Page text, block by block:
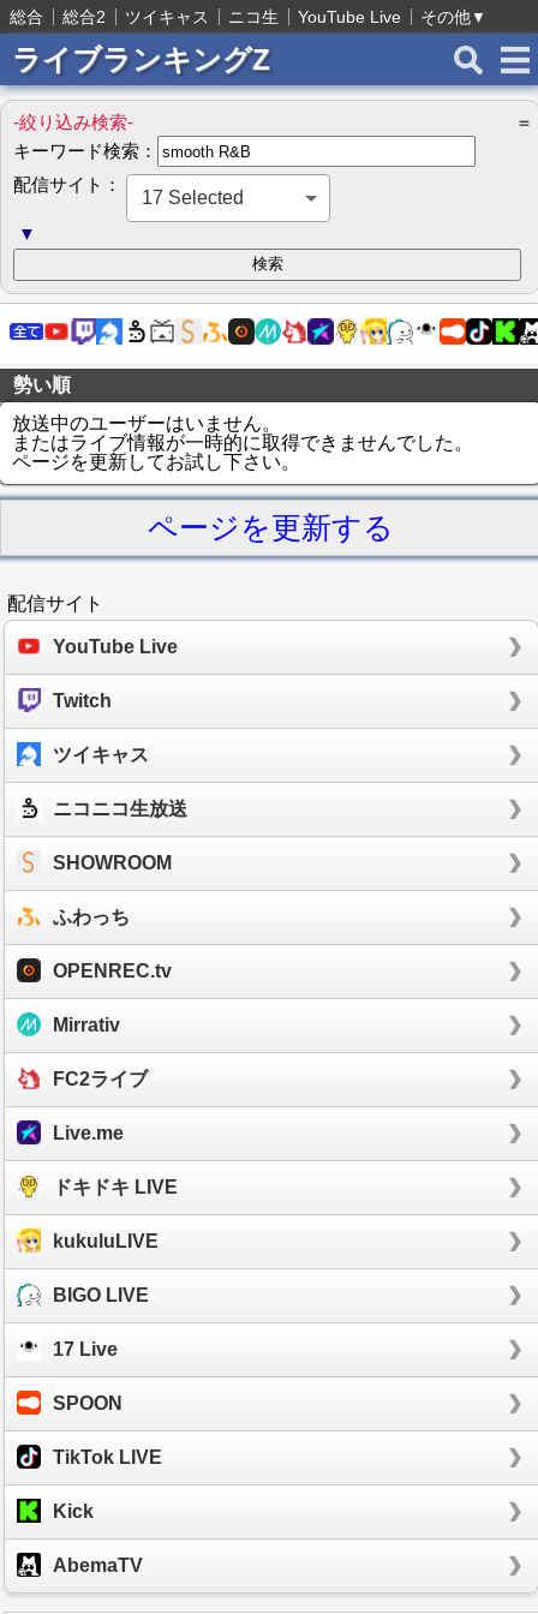
総合 総合2 ツイキャス ニコ生 YouTube Live その他▼
ライブランキングZ
-絞り込み検索-
＝
キーワード検索：
配信サイト：
17 Selected
▼
勢い順
放送中のユーザーはいません。
またはライブ情報が一時的に取得できませんでした。
ページを更新してお試し下さい。
ページを更新する
配信サイト
YouTube Live
Twitch
ツイキャス
ニコニコ生放送
SHOWROOM
ふわっち
OPENREC.tv
Mirrativ
FC2ライブ
Live.me
ドキドキ LIVE
kukuluLIVE
BIGO LIVE
17 Live
SPOON
TikTok LIVE
Kick
AbemaTV